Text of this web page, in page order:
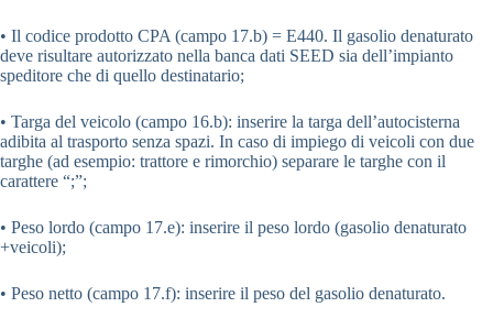
• Il codice prodotto CPA (campo 17.b) = E440. Il gasolio denaturato
deve risultare autorizzato nella banca dati SEED sia dell’impianto
speditore che di quello destinatario;
• Targa del veicolo (campo 16.b): inserire la targa dell’autocisterna
adibita al trasporto senza spazi. In caso di impiego di veicoli con due
targhe (ad esempio: trattore e rimorchio) separare le targhe con il
carattere “;”;
• Peso lordo (campo 17.e): inserire il peso lordo (gasolio denaturato
+veicoli);
• Peso netto (campo 17.f): inserire il peso del gasolio denaturato.